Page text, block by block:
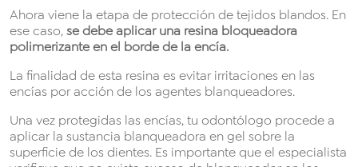
Ahora viene la etapa de protección de tejidos blandos. En
ese caso,se debe aplicar una resina bloqueadora
polimerizante en el borde de la encía.
La finalidad de esta resina es evitar irritaciones en las
encías por acción de los agentes blanqueadores.
Una vez protegidas las encías, tu odontólogo procede a
aplicar la sustancia blanqueadora en gel sobre la
superficie de los dientes. Es importante que el especialista